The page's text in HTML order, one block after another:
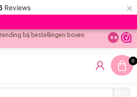
Reviews ×
bij bestellingen boven
Ontdek
9.8
0